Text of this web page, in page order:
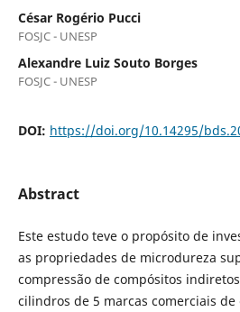
César Rogério Pucci
FOSJC - UNESP
Alexandre Luiz Souto Borges
FOSJC - UNESP
DOI: https://doi.org/10.14295/
Abstract
Este estudo teve o propósito de
as propriedades de microdureza
compressão de compósitos
cilindros de 5 marcas comerciais de